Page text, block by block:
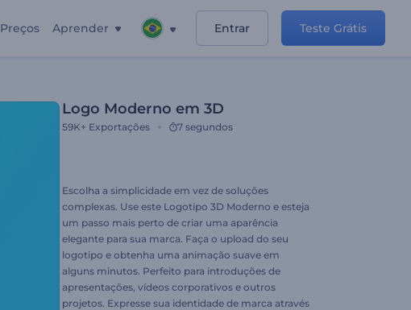
Preços Aprender Entrar Teste Grátis
Logo Moderno em 3D
59K+ Exportações 7 segundos
Escolha a simplicidade em vez de soluções
complexas. Use este Logotipo 3D Moderno e esteja
um passo mais perto de criar uma aparência
elegante para sua marca. Faça o upload do seu
logotipo e obtenha uma animação suave em
alguns minutos. Perfeito para introduções de
apresentações, vídeos corporativos e outros
projetos. Expresse sua identidade de marca através